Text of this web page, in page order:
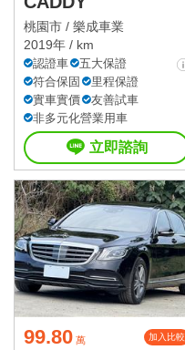
桃園市 / 樂成車業
2019年 / km
認證車
五大保證
符合保固
里程保證
實車實價
友善試車
非多元化營業用車
立即諮詢
99.80 萬 加入比較